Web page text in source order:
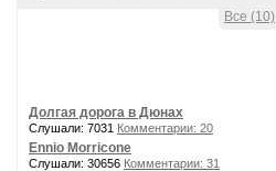
Все (10)
Долгая дорога в Дюнах
Слушали: 7031 Комментарии: 20
Ennio Morricone
Слушали: 30656 Комментарии: 31